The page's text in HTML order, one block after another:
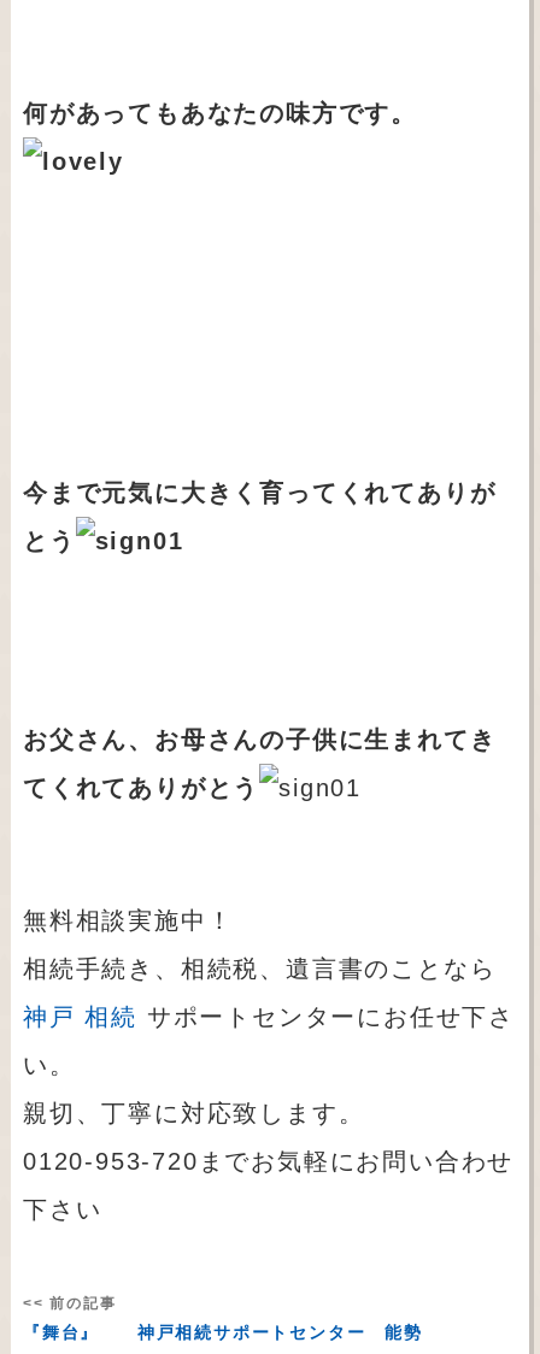
何があってもあなたの味方です。
今まで元気に大きく育ってくれてありが
とう
お父さん、お母さんの子供に生まれてき
てくれてありがとう
無料相談実施中！
相続手続き、相続税、遺言書のことなら
神戸 相続 サポートセンターにお任せ下さ
い。
親切、丁寧に対応致します。
0120-953-720までお気軽にお問い合わせ
下さい
<< 前の記事
『舞台』 神戸相続サポートセンター 能勢